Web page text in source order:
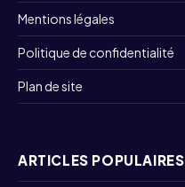
Mentions légales
Politique de confidentialité
Plan de site
ARTICLES POPULAIRES